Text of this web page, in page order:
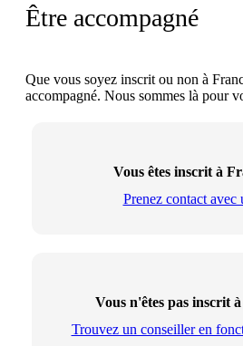
Être accompagné
Que vous soyez inscrit ou non à
accompagné. Nous sommes là pour
Vous êtes inscrit à
Prenez contact avec
Vous n'êtes pas inscrit
Trouvez un conseiller en